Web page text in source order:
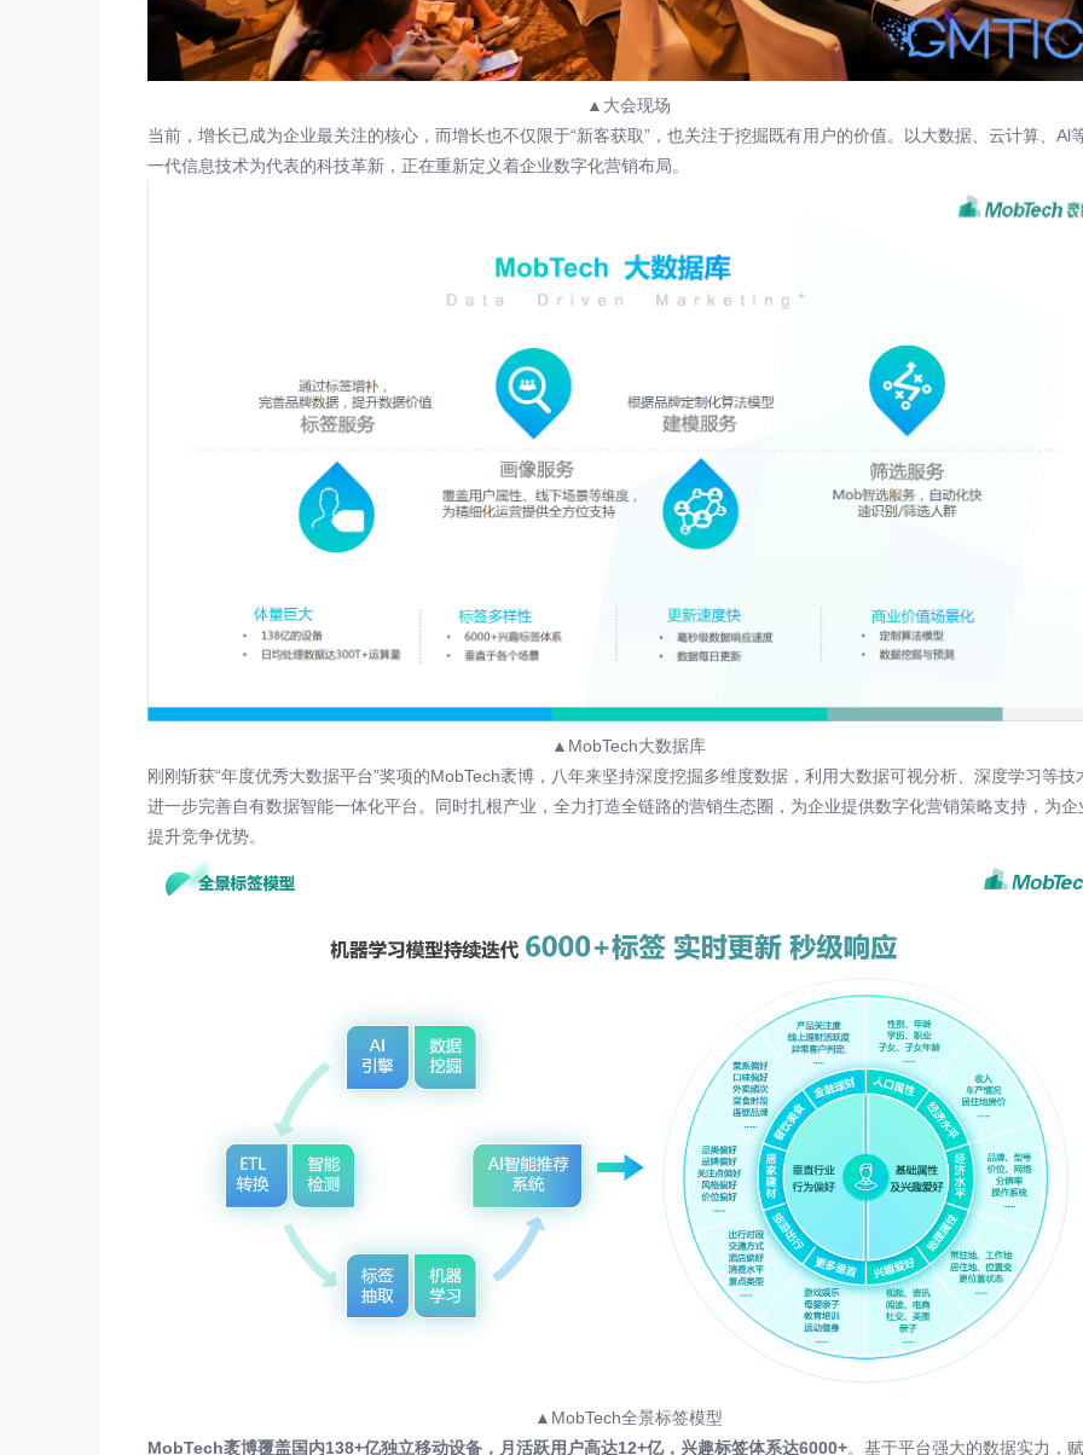
▲大会现场
当前，增长已成为企业最关注的核心，而增长也不仅限于“新客获取”，也关注于挖掘既有用户的价值。以大数据、云计算、Al
一代信息技术为代表的科技革新，正在重新定义着企业数字化营销布局。
▲MobTech大数据库
刚刚斩获“年度优秀大数据平台”奖项的MobTech袤博，八年来坚持深度挖掘多维度数据，利用大数据可视分析、深度学习等技
进一步完善自有数据智能一体化平台。同时扎根产业，全力打造全链路的营销生态圈，为企业提供数字化营销策略支持，为企
提升竞争优势。
▲MobTech全景标签模型
MobTech袤博覆盖国内138+亿独立移动设备，月活跃用户高达12+亿，兴趣标签体系达6000+。基于平台强大的数据实力，